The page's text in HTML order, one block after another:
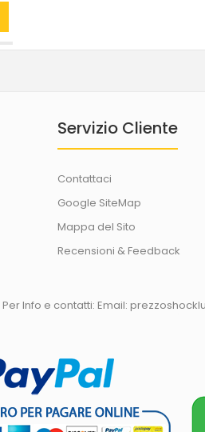
Servizio Cliente
Contattaci
Google SiteMap
Mappa del Sito
Recensioni & Feedback
Per Info e contatti: Email: